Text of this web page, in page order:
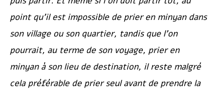
point qu’il est impossible de prier en minyan dans
son village ou son quartier, tandis que l’on
pourrait, au terme de son voyage, prier en
minyan à son lieu de destination, il reste malgré
cela préférable de prier seul avant de prendre la